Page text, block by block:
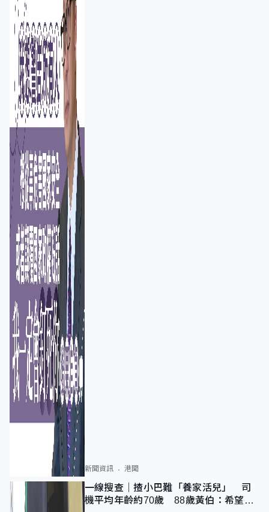
新聞資訊 港聞
一線搜查｜揸小巴難「養家活兒」 司
機平均年齡約70歲 88歲黃伯：希望一